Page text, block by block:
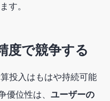
す。
度で競争する
投入はもはや持続可能
優位性は、 ユーザーの